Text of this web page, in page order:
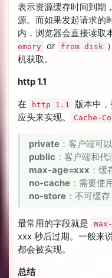
表示资源缓存时间到期
源。而如果发起请求的
内，浏览器会直接读取
emory or from disk
机获取。
http 1.1
在
http 1.1 版本中
应头来实现。
Cache-
private：客户端可
public ：客户端和
max-age=xxx ：
no-cache：需要使
no-store：不可缓存
最常用的字段就是
xxx 秒后过期。一般来
都会被实现。
总结